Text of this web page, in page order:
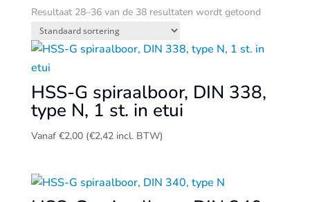
Resultaat 28–36 van de 38 resultaten wordt getoond
HSS-G spiraalboor, DIN 338,
type N, 1 st. in etui
Vanaf €2,00 (€2,42incl. BTW)